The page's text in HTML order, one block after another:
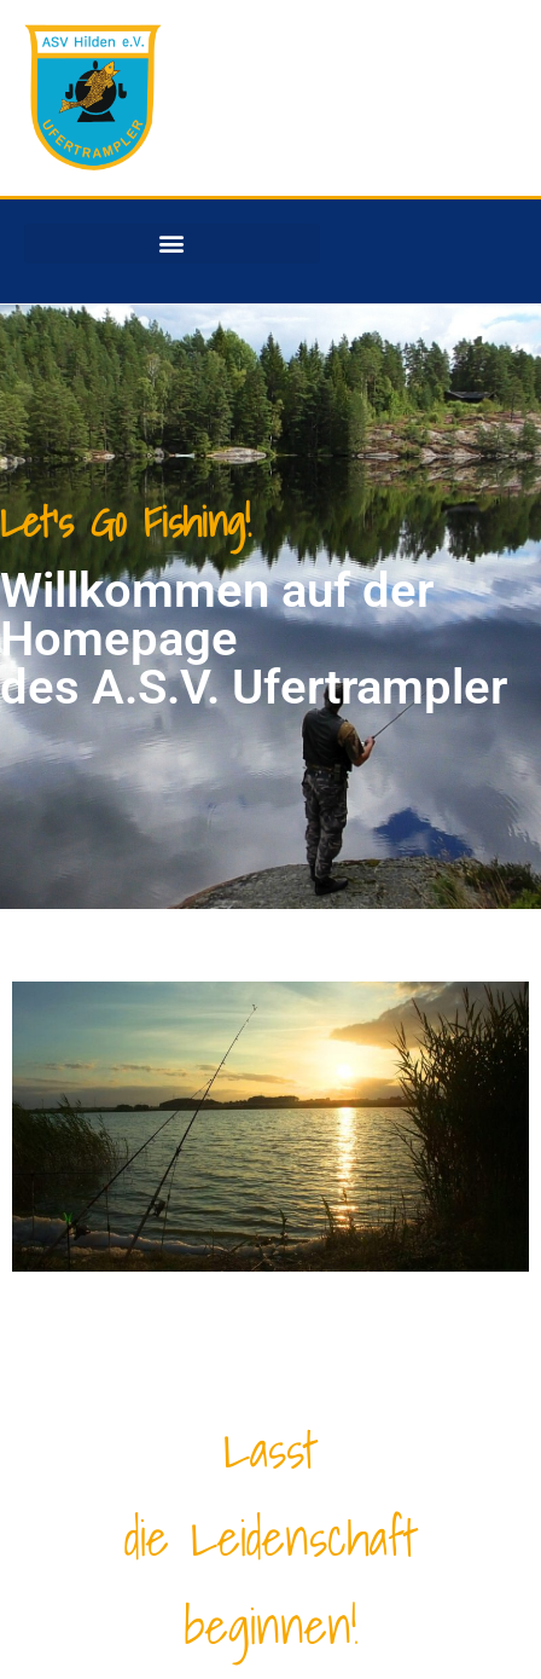
Let's Go Fishing!
Willkommen auf der
Homepage
des A.S.V. Ufertrampler
Lasst
die Leidenschaft
beginnen!